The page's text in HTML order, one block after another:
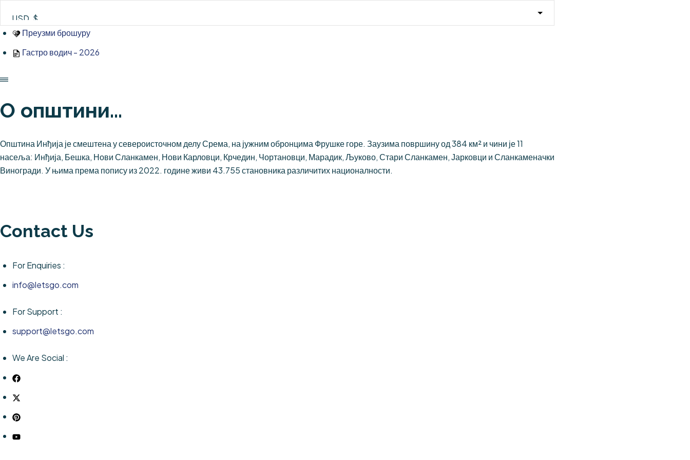
contentПреузми брошуру
Гастро водич - 2026
О општини...
Општина Инђија је смештена у североисточном делу Срема, на јужним обронцима Фрушке горе. Заузима површину од 384 км² и чини је 11
насеља: Инђија, Бешка, Нови Сланкамен, Нови Карловци, Крчедин, Чортановци, Марадик, Љуково, Стари Сланкамен, Јарковци и Сланкаменачки
Виногради. У њима према попису из 2022. године живи 43.755 становника различитих националности.
Contact Us
For Enquiries :
info@letsgo.com
For Support :
support@letsgo.com
We Are Social :